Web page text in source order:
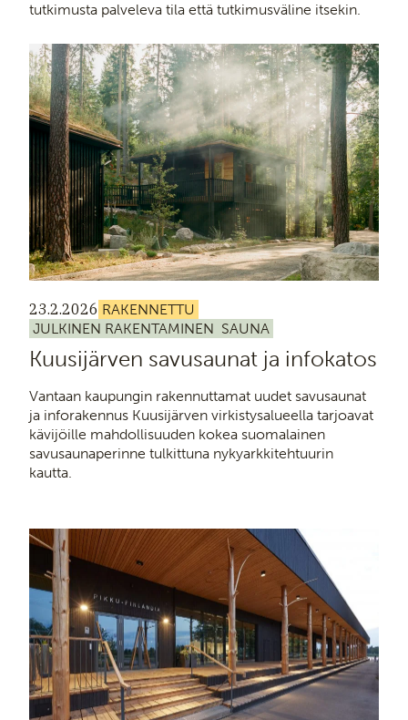
tutkimusta palveleva tila että tutkimusväline itsekin.
23.2.2026 RAKENNETTU
JULKINEN RAKENTAMINEN SAUNA
Kuusijärven savusaunat ja infokatos
Vantaan kaupungin rakennuttamat uudet savusaunat
ja inforakennus Kuusijärven virkistysalueella tarjoavat
kävijöille mahdollisuuden kokea suomalainen
savusaunaperinne tulkittuna nykyarkkitehtuurin
kautta.